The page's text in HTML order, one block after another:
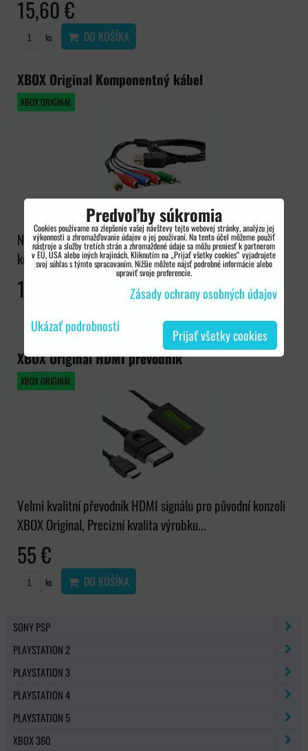
15,60 €
ks DO KOŠÍKA
XBOX Original Komponentný kábel
XBOX ORIGINAL
Novinka v našej ponuke. Kábel určený len pre pôvodnu
konzolu XBOX -tiež označovanú ako XBOX...
14,40 €
XBOX Original HDMI převodník
XBOX ORIGINAL
Velmi kvalitní převodník HDMI signálu pro původní konzoli
XBOX Original, Precizní kvalita výrobku...
55 €
ks DO KOŠÍKA
SONY PSP
PLAYSTATION 2
PLAYSTATION 3
PLAYSTATION 4
PLAYSTATION 5
XBOX 360
Predvoľby súkromia
Cookies používame na zlepšenie vašej návštevy tejto webovej stránky, analýzu jej
výkonnosti a zhromažďovanie údajov o jej používaní. Na tento účel môžeme použiť
nástroje a služby tretích strán a zhromaždené údaje sa môžu preniesť k partnerom
v EÚ, USA alebo iných krajinách. Kliknutím na „Prijať všetky cookies“ vyjadrujete
svoj súhlas s týmto spracovaním. Nižšie môžete nájsť podrobné informácie alebo
upraviť svoje preferencie.
Zásady ochrany osobných údajov
Ukázať podrobnosti
Prijať všetky cookies